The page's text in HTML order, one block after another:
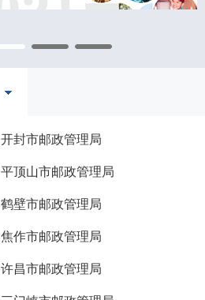
开封市邮政管理局
平顶山市邮政管理局
鹤壁市邮政管理局
焦作市邮政管理局
许昌市邮政管理局